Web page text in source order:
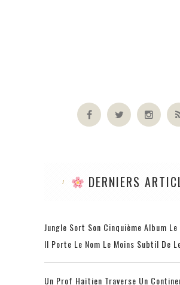
DERNIERS
Jungle Sort Son Cinquième Album
Il Porte Le Nom Le Moins Subtil De
Un Prof Haïtien Traverse Un